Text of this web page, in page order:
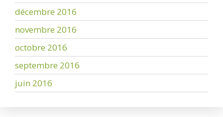
décembre 2016
novembre 2016
octobre 2016
septembre 2016
juin 2016